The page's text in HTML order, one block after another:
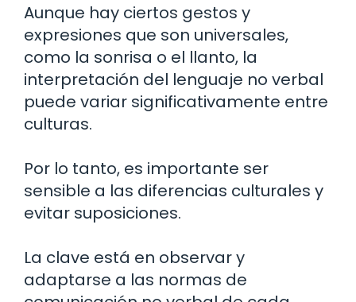
Aunque hay ciertos gestos y
expresiones que son universales,
como la sonrisa o el llanto, la
interpretación del lenguaje no verbal
puede variar significativamente entre
culturas.
Por lo tanto, es importante ser
sensible a las diferencias culturales y
evitar suposiciones.
La clave está en observar y
adaptarse a las normas de